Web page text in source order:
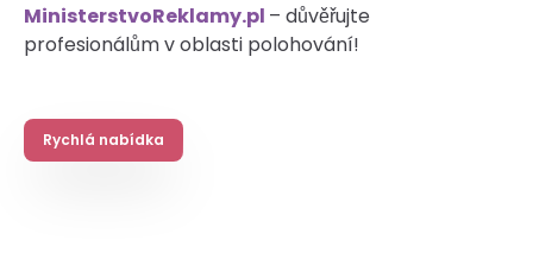
MinisterstvoReklamy.pl – důvěřujte
profesionálům v oblasti polohování!
Rychlá nabídka